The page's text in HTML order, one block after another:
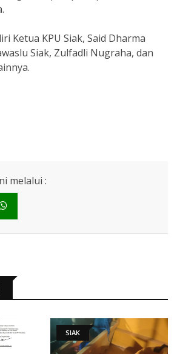
Ketua KPU Siak, Said Dharma
Siak, Zulfadli Nugraha, dan
melalui :
SIAK